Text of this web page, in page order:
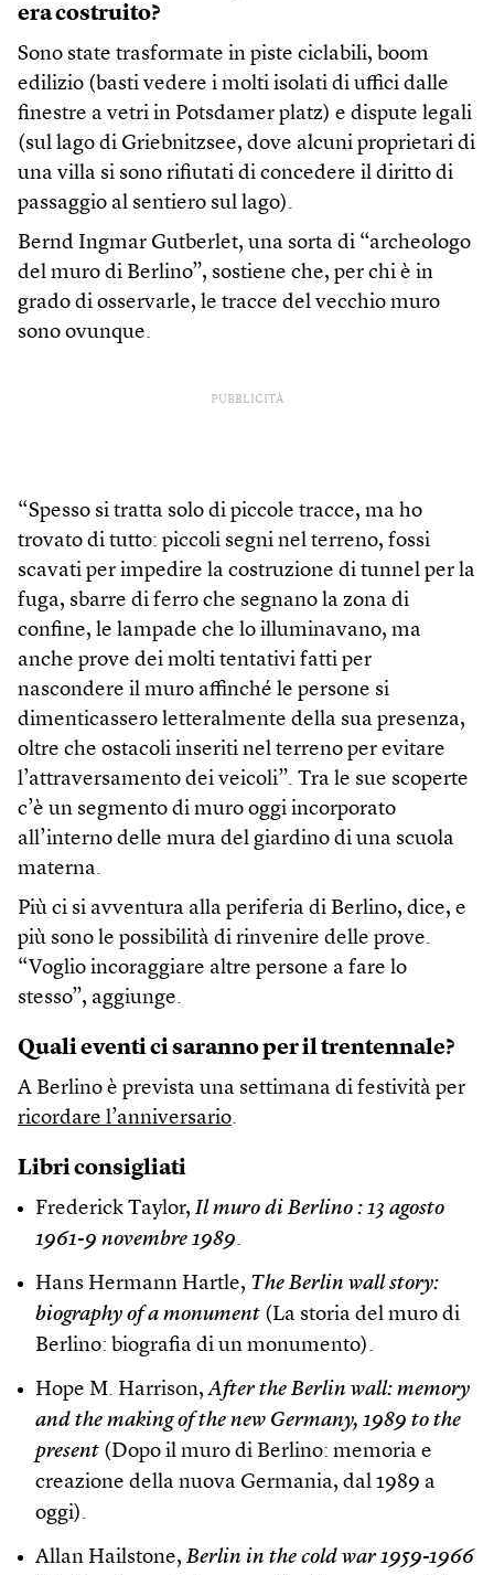
era costruito?
Sono state trasformate in piste ciclabili, boom
edilizio (basti vedere i molti isolati di uffici dalle
finestre a vetri in Potsdamer platz) e dispute legali
(sul lago di Griebnitzsee, dove alcuni proprietari di
una villa si sono rifiutati di concedere il diritto di
passaggio al sentiero sul lago).
Bernd Ingmar Gutberlet, una sorta di “archeologo
del muro di Berlino”, sostiene che, per chi è in
grado di osservarle, le tracce del vecchio muro
sono ovunque.
PUBBLICITÀ
“Spesso si tratta solo di piccole tracce, ma ho
trovato di tutto: piccoli segni nel terreno, fossi
scavati per impedire la costruzione di tunnel per la
fuga, sbarre di ferro che segnano la zona di
confine, le lampade che lo illuminavano, ma
anche prove dei molti tentativi fatti per
nascondere il muro affinché le persone si
dimenticassero letteralmente della sua presenza,
oltre che ostacoli inseriti nel terreno per evitare
l’attraversamento dei veicoli”. Tra le sue scoperte
c’è un segmento di muro oggi incorporato
all’interno delle mura del giardino di una scuola
materna.
Più ci si avventura alla periferia di Berlino, dice, e
più sono le possibilità di rinvenire delle prove.
“Voglio incoraggiare altre persone a fare lo
stesso”, aggiunge.
Quali eventi ci saranno per il trentennale?
A Berlino è prevista una settimana di festività per
ricordare l’anniversario.
Libri consigliati
Frederick Taylor, Il muro di Berlino : 13 agosto
1961-9 novembre 1989.
Hans Hermann Hartle, The Berlin wall story:
biography of a monument (La storia del muro di
Berlino: biografia di un monumento).
Hope M. Harrison,After the Berlin wall: memory
and the making of the new Germany, 1989 to the
present (Dopo il muro di Berlino: memoria e
creazione della nuova Germania, dal 1989 a
oggi).
Allan Hailstone, Berlin in the cold war 1959-1966